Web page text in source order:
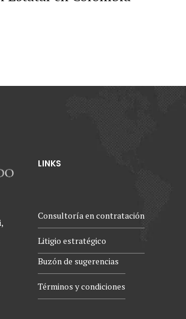
LINKS
Consultoría en contratación
Litigio estratégico
Buzón de sugerencias
Términos y condiciones